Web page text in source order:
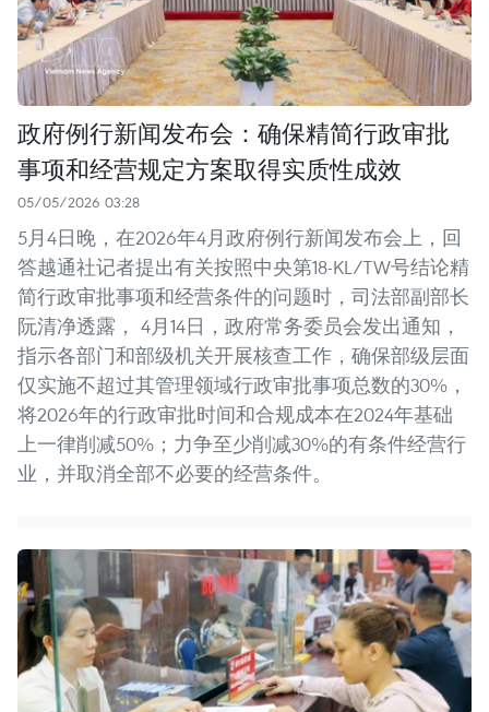
政府例行新闻发布会：确保精简行政审批
事项和经营规定方案取得实质性成效
05/05/2026 03:28
5月4日晚，在2026年4月政府例行新闻发布会上，回
答越通社记者提出有关按照中央第18-KL/TW号结论精
简行政审批事项和经营条件的问题时，司法部副部长
阮清净透露， 4月14日，政府常务委员会发出通知，
指示各部门和部级机关开展核查工作，确保部级层面
仅实施不超过其管理领域行政审批事项总数的30%，
将2026年的行政审批时间和合规成本在2024年基础
上一律削减50%；力争至少削减30%的有条件经营行
业，并取消全部不必要的经营条件。